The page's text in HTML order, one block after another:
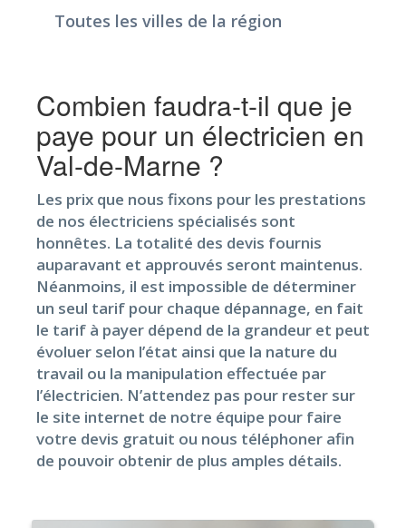
Toutes les villes de la région
Combien faudra-t-il que je
paye pour un électricien en
Val-de-Marne ?
Les prix que nous fixons pour les prestations
de nos électriciens spécialisés sont
honnêtes. La totalité des devis fournis
auparavant et approuvés seront maintenus.
Néanmoins, il est impossible de déterminer
un seul tarif pour chaque dépannage, en fait
le tarif à payer dépend de la grandeur et peut
évoluer selon l’état ainsi que la nature du
travail ou la manipulation effectuée par
l’électricien. N’attendez pas pour rester sur
le site internet de notre équipe pour faire
votre devis gratuit ou nous téléphoner afin
de pouvoir obtenir de plus amples détails.